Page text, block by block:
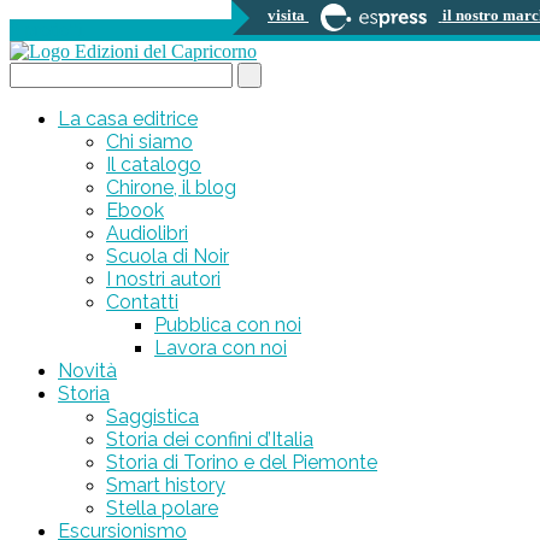
visita il nostro
La casa editrice
Chi siamo
Il catalogo
Chirone, il blog
Ebook
Audiolibri
Scuola di Noir
I nostri autori
Contatti
Pubblica con noi
Lavora con noi
Novità
Storia
Saggistica
Storia dei confini d’Italia
Storia di Torino e del Piemonte
Smart history
Stella polare
Escursionismo